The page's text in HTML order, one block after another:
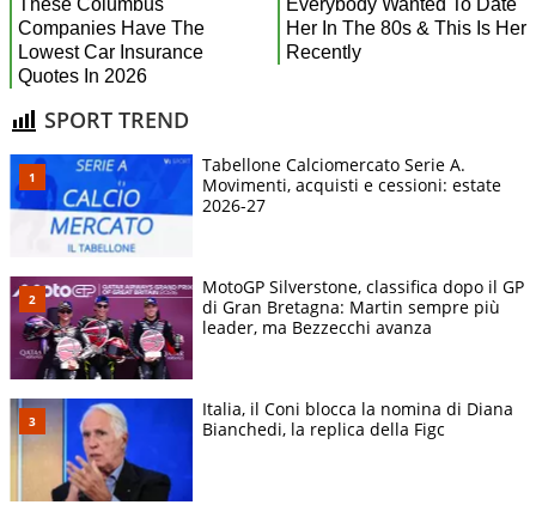
SPORT TREND
Tabellone Calciomercato Serie A.
Movimenti, acquisti e cessioni: estate
2026-27
MotoGP Silverstone, classifica dopo il GP
di Gran Bretagna: Martin sempre più
leader, ma Bezzecchi avanza
Italia, il Coni blocca la nomina di Diana
Bianchedi, la replica della Figc